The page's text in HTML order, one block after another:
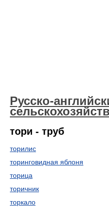
Русско-
тори - труб
торилис
торинговидная яблоня
торица
торичник
торкало